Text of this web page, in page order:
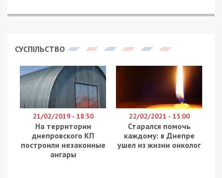
СУСПІЛЬСТВО
21/02/2019 - 18:30
На территории
днепровского КП
построили незаконные
ангары
22/02/2021 - 15:00
Старался помочь
каждому: в Днепре
ушел из жизни онколог